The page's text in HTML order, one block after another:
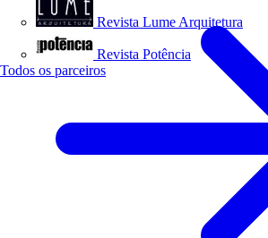
Revista Lume Arquitetura
Revista Potência
Todos os parceiros